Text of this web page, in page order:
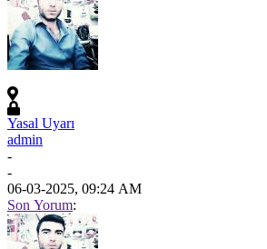
Yasal Uyarı
admin
-
-
06-03-2025, 09:24 AM
Son Yorum: